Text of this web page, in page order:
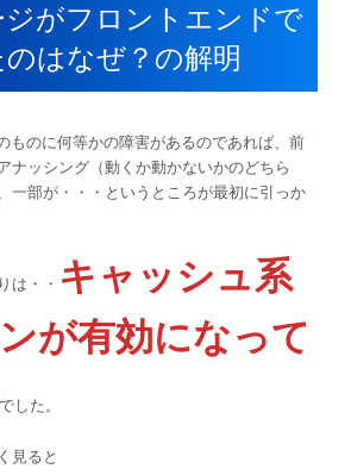
ジがフロントエンドで
はなぜ？の解明
ものに何等かの障害があるのであれば、前
ナッシング（動くか動かないかのどちら
一部が・・・というところが最初に引っか
は・・ キャッシュ系
が有効になって
でした。
見ると